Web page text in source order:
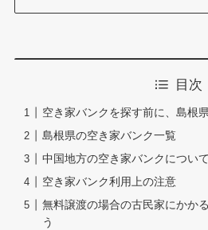
目次
空き家バンクを探す前に、島根
島根県の空き家バンク一覧
中国地方の空き家バンクについ
空き家バンク利用上の注意
無料譲渡の場合の古民家にかか
う